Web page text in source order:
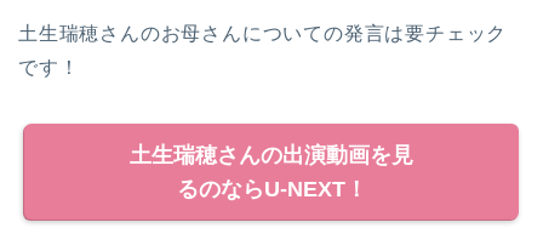
土生瑞穂さんのお母さんについての発言は要チェック
です！
土生瑞穂さんの出演動画を見
るのならU-NEXT！